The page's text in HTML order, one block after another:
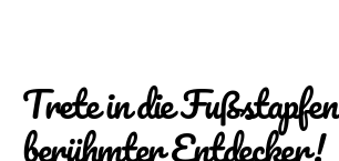
Trete in die Fußstapfen
berühmter Entdecker!